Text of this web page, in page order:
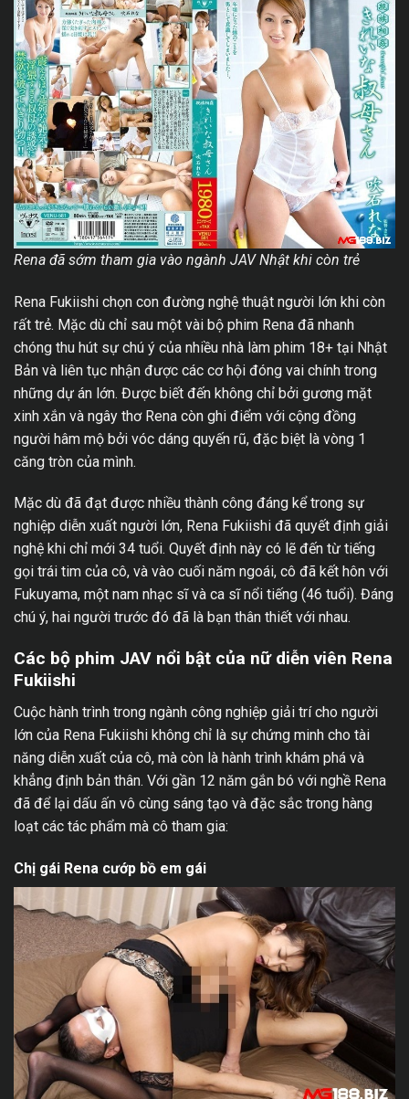
Rena đã sớm tham gia vào ngành JAV Nhật khi còn trẻ
Rena Fukiishi chọn con đường nghệ thuật người lớn khi còn
rất trẻ. Mặc dù chỉ sau một vài bộ phim Rena đã nhanh
chóng thu hút sự chú ý của nhiều nhà làm phim 18+ tại Nhật
Bản và liên tục nhận được các cơ hội đóng vai chính trong
những dự án lớn. Được biết đến không chỉ bởi gương mặt
xinh xắn và ngây thơ Rena còn ghi điểm với cộng đồng
người hâm mộ bởi vóc dáng quyến rũ, đặc biệt là vòng 1
căng tròn của mình.
Mặc dù đã đạt được nhiều thành công đáng kể trong sự
nghiệp diễn xuất người lớn, Rena Fukiishi đã quyết định giải
nghệ khi chỉ mới 34 tuổi. Quyết định này có lẽ đến từ tiếng
gọi trái tim của cô, và vào cuối năm ngoái, cô đã kết hôn với
Fukuyama, một nam nhạc sĩ và ca sĩ nổi tiếng (46 tuổi). Đáng
chú ý, hai người trước đó đã là bạn thân thiết với nhau.
Các bộ phim JAV nổi bật của nữ diễn viên Rena
Fukiishi
Cuộc hành trình trong ngành công nghiệp giải trí cho người
lớn của Rena Fukiishi không chỉ là sự chứng minh cho tài
năng diễn xuất của cô, mà còn là hành trình khám phá và
khẳng định bản thân. Với gần 12 năm gắn bó với nghề Rena
đã để lại dấu ấn vô cùng sáng tạo và đặc sắc trong hàng
loạt các tác phẩm mà cô tham gia:
Chị gái Rena cướp bồ em gái